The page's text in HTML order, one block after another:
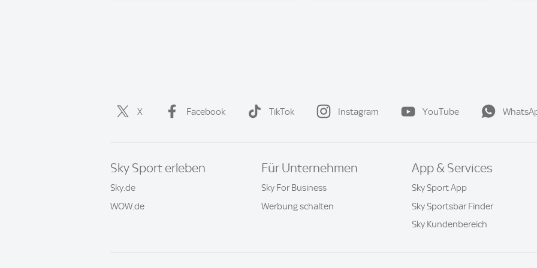
X Facebook TikTok Instagram YouTube
Sky Sport erleben
Sky.de
WOW.de
Für Unternehmen
Sky For Business
Werbung schalten
App & Services
Sky Sport App
Sky Sportsbar Finder
Sky Kundenbereich